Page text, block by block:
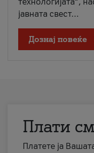
технологијата“,
јавната свест...
Дознај повеќе
Плати
Платете ја